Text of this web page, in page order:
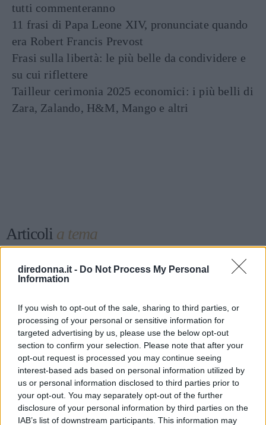
diredonna.it - Do Not Process My Personal
Information
If you wish to opt-out of the sale, sharing to third parties, or
processing of your personal or sensitive information for
targeted advertising by us, please use the below opt-out
section to confirm your selection. Please note that after your
opt-out request is processed you may continue seeing
interest-based ads based on personal information utilized by
us or personal information disclosed to third parties prior to
your opt-out. You may separately opt-out of the further
disclosure of your personal information by third parties on the
IAB’s list of downstream participants. This information may
tutti commenteranno
11 frasi di Papa Leone XIV, pronunciate quando
era Robert Francis Prevost
Frasi sulla libertà: le più belle da condividere e
su cui riflettere
Tailleur cerimonia 2025 economici: i più belli di
Zara, Zalando, H&M, Mango e altri
Articoli a tema